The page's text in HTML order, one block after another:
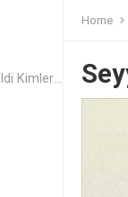
Tarihte Bugün – Kimler Geldi Kimler Geçti..
Home